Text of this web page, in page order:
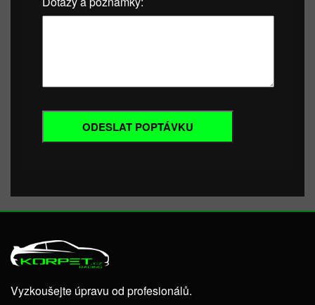
Vyzkoušejte úpravu od profesionálů.